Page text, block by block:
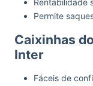
Rentabilidade
Permite
Caixinhas
Inter
Fáceis de